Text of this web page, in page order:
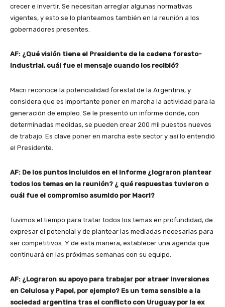
crecer e invertir. Se necesitan arreglar algunas normativas
vigentes, y esto se lo planteamos también en la reunión a los
gobernadores presentes.
AF: ¿Qué visión tiene el Presidente de la cadena foresto-
industrial, cuál fue el mensaje cuando los recibió?
Macri reconoce la potencialidad forestal de la Argentina, y
considera que es importante poner en marcha la actividad para la
generación de empleo. Se le presentó un informe donde, con
determinadas medidas, se pueden crear 200 mil puestos nuevos
de trabajo. Es clave poner en marcha este sector y así lo entendió
el Presidente.
AF: De los puntos incluidos en el informe ¿lograron plantear
todos los temas en la reunión? ¿ qué respuestas tuvieron o
cuál fue el compromiso asumido por Macri?
Tuvimos el tiempo para tratar todos los temas en profundidad, de
expresar el potencial y de plantear las mediadas necesarias para
ser competitivos. Y de esta manera, establecer una agenda que
continuará en las próximas semanas con su equipo.
AF: ¿Lograron su apoyo para trabajar por atraer inversiones
en Celulosa y Papel, por ejemplo? Es un tema sensible a la
sociedad argentina tras el conflicto con Uruguay por la ex